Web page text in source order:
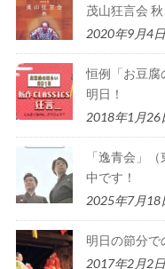
茂山狂言会
2020年9月4日
恒例「お豆腐
明日！
2018年1月26
「逸青会」
中です！
2025年7月18
明日の節分
2017年2月2日